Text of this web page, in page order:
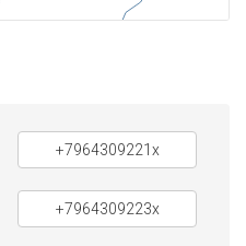
+7964309221x
+7964309223x